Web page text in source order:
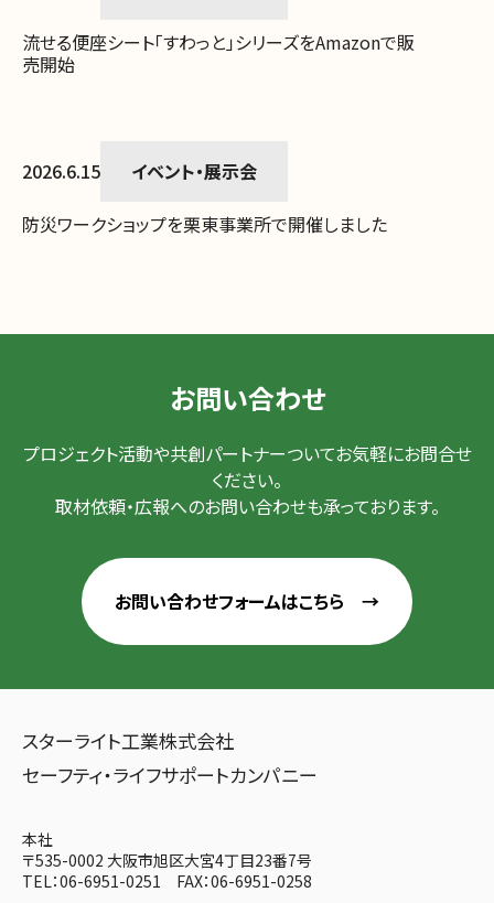
流せる便座シート「すわっと」シリーズをAmazonで販
売開始
2026.6.15
イベント・展示会
防災ワークショップを栗東事業所で開催しました
お問い合わせ
プロジェクト活動や共創パートナーついてお気軽にお問合せ
ください。
取材依頼・広報へのお問い合わせも承っております。
お問い合わせフォームはこちら →
スターライト工業株式会社
セーフティ・ライフサポートカンパニー
本社
〒535-0002 大阪市旭区大宮4丁目23番7号
TEL：06-6951-0251 FAX：06-6951-0258